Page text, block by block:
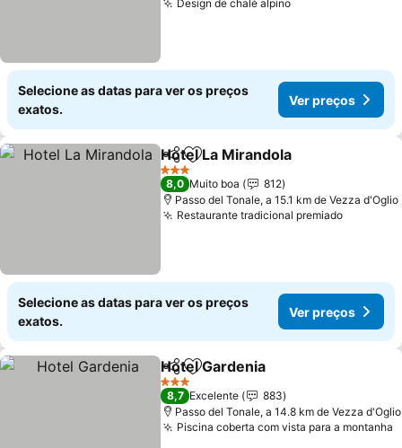
Design de chalé alpino
Selecione as datas para ver os preços
exatos.
Ver preços
PartilharAdicionar aos favoritos
Hotel La Mirandola
3 Estrelas
8,0 Muito boa
812
Passo del Tonale, a 15.1 km de Vezza d'Oglio
Restaurante tradicional premiado
Selecione as datas para ver os preços
exatos.
Ver preços
PartilharAdicionar aos favoritos
Hotel Gardenia
3 Estrelas
8,7 Excelente
883
Passo del Tonale, a 14.8 km de Vezza d'Oglio
Piscina coberta com vista para a montanha